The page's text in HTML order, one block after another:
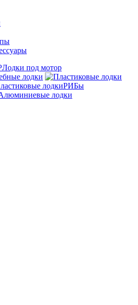
Лодки под мотор
лодки
РИБы
лодки